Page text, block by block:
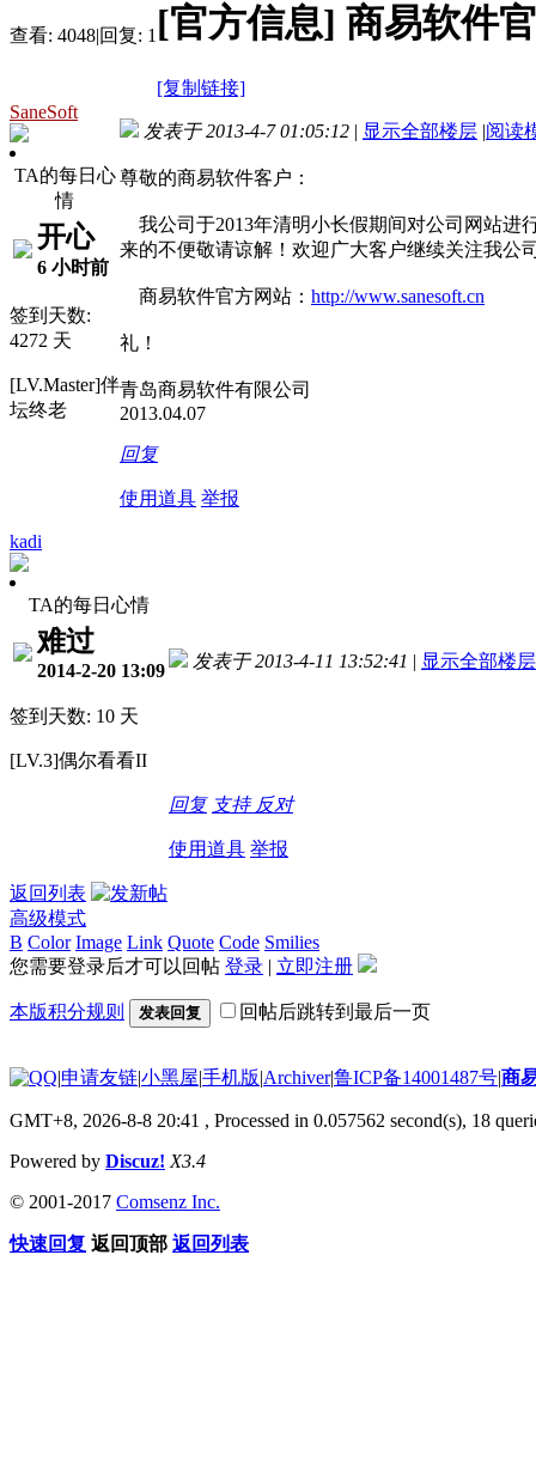
查看: 4048|回复: 1 [官方信息] 商易软件
[复制链接]
SaneSoft
TA的每日心
情
开心
6 小时前
签到天数:
4272 天
[LV.Master]伴
坛终老
发表于 2013-4-7 01:05:12 | 显示全部楼层 |阅读
尊敬的商易软件客户：
我公司于2013年清明小长假期间对公司网站进
来的不便敬请谅解！欢迎广大客户继续关注我公
商易软件官方网站： http://www.sanesoft.cn
礼！
青岛商易软件有限公司
2013.04.07
回复
使用道具 举报
kadi
TA的每日心情
难过
2014-2-20 13:09
签到天数: 10 天
[LV.3]偶尔看看II
发表于 2013-4-11 13:52:41 | 显示全部楼层
回复 支持 反对
使用道具 举报
返回列表
高级模式
B Color Image Link Quote Code Smilies
您需要登录后才可以回帖 登录 | 立即注册
本版积分规则 发表回复 回帖后跳转到最后一页
|申请友链|小黑屋|手机版|Archiver|鲁ICP备14001487号|商
GMT+8, 2026-8-8 20:41 , Processed in 0.057562 second(s), 18
Powered by Discuz! X3.4
© 2001-2017 Comsenz Inc.
快速回复 返回顶部 返回列表